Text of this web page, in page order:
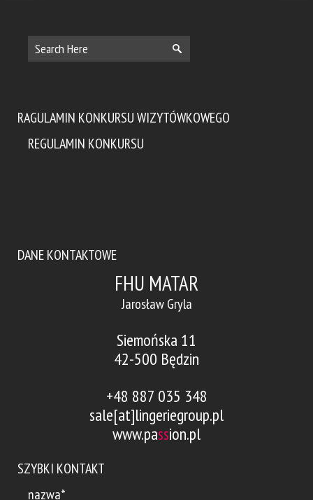
RAGULAMIN KONKURSU WIZYTÓWKOWEGO
REGULAMIN KONKURSU
DANE KONTAKTOWE
FHU MATAR
Jarosław Gryla
Siemońska 11
42-500 Będzin
+48 887 035 348
sale[at]lingeriegroup.pl
www.passion.pl
SZYBKI KONTAKT
nazwa*